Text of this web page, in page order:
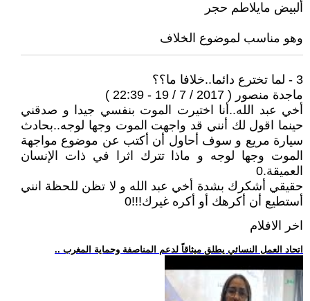
ألبيض مايلاطم حجر
وهو مناسب لموضوع الخلاف
3 - لما تخترع دائما..خلافا ما؟؟
ماجدة منصور ( 2017 / 7 / 19 - 22:39 )
أخي عبد الله..أنا اختيرت الموت بنفسي جيدا و صدقني
حينما اقول لك أنني قد واجهت الموت وجها لوجه..بحادث
سيارة مريع و سوف أحاول أن أكتب عن موضوع مواجهة
الموت وجها لوجه و ماذا تترك اثرا في ذات الإنسان
العميقة.0
حقيقي أشكرك بشدة أخي عبد الله و لا تظن للحظة انني
أستطيع أن أكرهك أو أكره غيرك!!!0
اخر الافلام
.. اتحاد العمل النسائي يطلق ميثاقاً لدعم المناصفة وحماية المغرب